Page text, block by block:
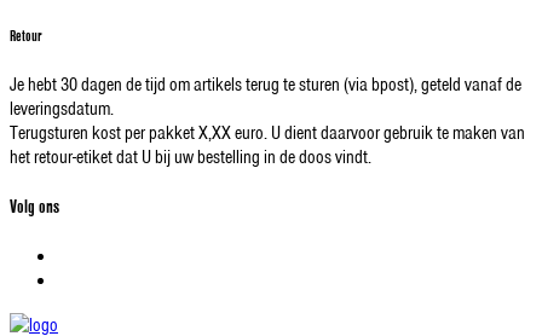
Retour
Je hebt 30 dagen de tijd om artikels terug te sturen (via bpost), geteld vanaf de
leveringsdatum.
Terugsturen kost per pakket X,XX euro. U dient daarvoor gebruik te maken van
het retour-etiket dat U bij uw bestelling in de doos vindt.
Volg ons